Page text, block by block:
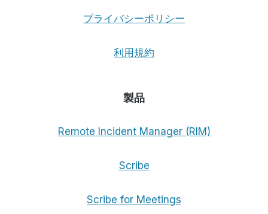
プライバシーポリシー
利用規約
製品
Remote Incident Manager (RIM)
Scribe
Scribe for Meetings